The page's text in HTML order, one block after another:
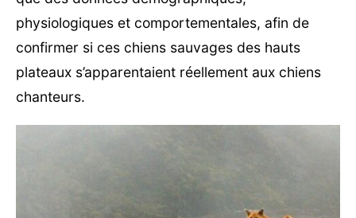
physiologiques et comportementales, afin de
confirmer si ces chiens sauvages des hauts
plateaux s’apparentaient réellement aux chiens
chanteurs.